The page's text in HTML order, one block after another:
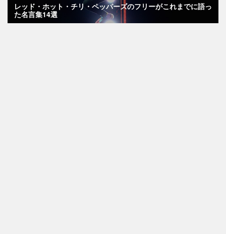
レッド・ホット・チリ・ペッパーズのフリーがこれまでに語っ
た名言集14選